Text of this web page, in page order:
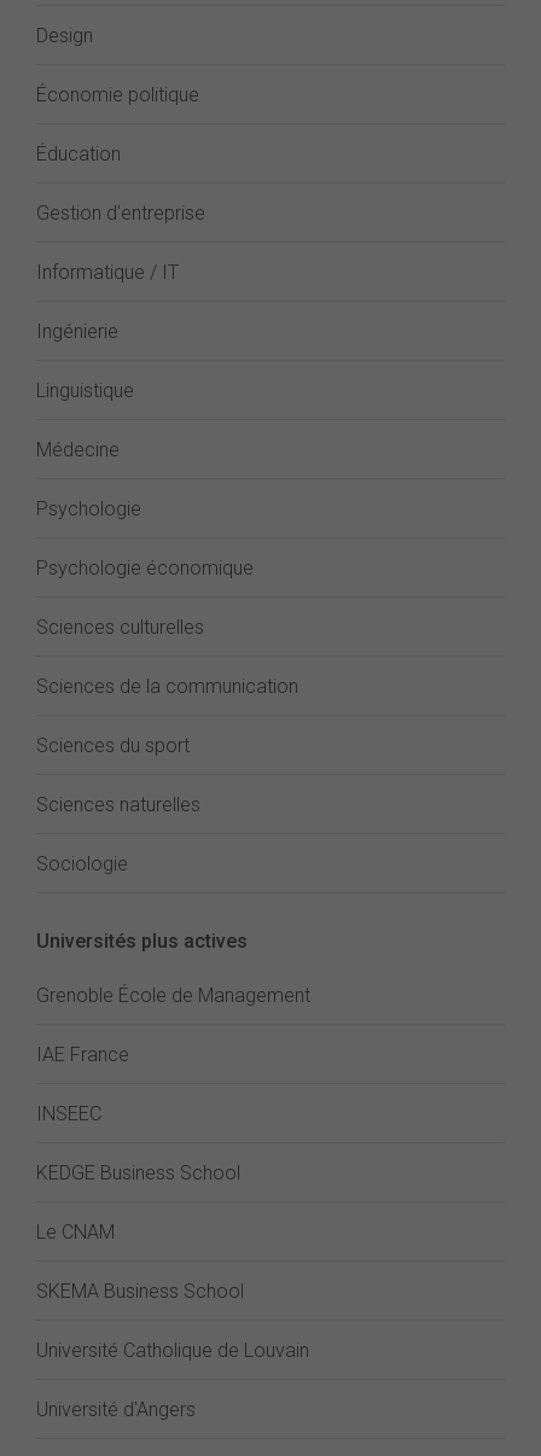
Design
Économie politique
Éducation
Gestion d'entreprise
Informatique / IT
Ingénierie
Linguistique
Médecine
Psychologie
Psychologie économique
Sciences culturelles
Sciences de la communication
Sciences du sport
Sciences naturelles
Sociologie
Universités plus actives
Grenoble École de Management
IAE France
INSEEC
KEDGE Business School
Le CNAM
SKEMA Business School
Université Catholique de Louvain
Université d'Angers